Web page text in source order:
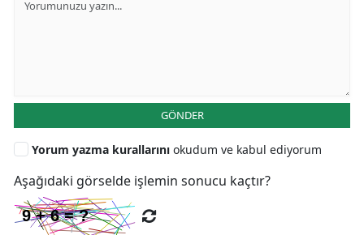
GÖNDER
Yorum yazma kurallarını okudum ve kabul ediyorum
Aşağıdaki görselde işlemin sonucu kaçtır?